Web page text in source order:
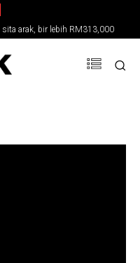
arak, bir lebih RM313,000